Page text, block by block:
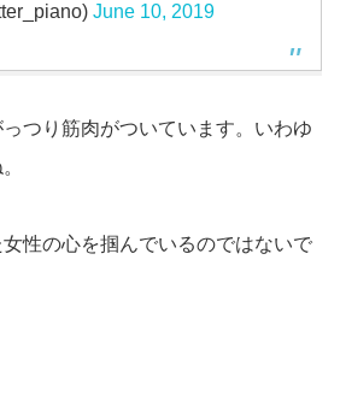
June 10, 2019
つり筋肉がついています。いわゆ
性の心を掴んでいるのではないで